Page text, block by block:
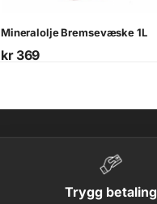
Mineralolje Bremsevæske 1L
kr369
Trygg betaling